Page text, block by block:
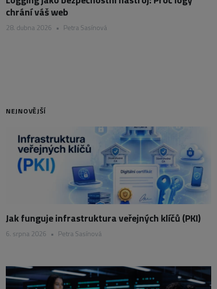
chrání váš web
28. dubna 2026 • Petra Sasínová
NEJNOVĚJŠÍ
Jak funguje infrastruktura veřejných klíčů (PKI)
6. srpna 2026 • Petra Sasínová